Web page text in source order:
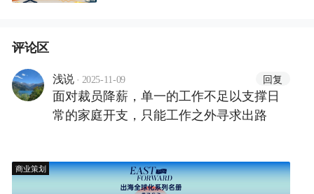
评论区
浅说 · 2025-11-09 回复
面对裁员降薪，单一的工作不足以支撑日
常的家庭开支，只能工作之外寻求出路
商业策划